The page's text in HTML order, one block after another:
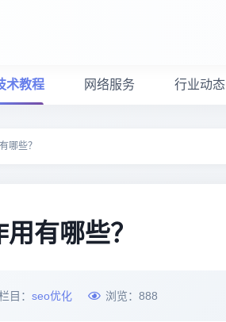
术教程 网络服务 行业动态
哪些？
有哪些？
目： seo优化 浏览： 888